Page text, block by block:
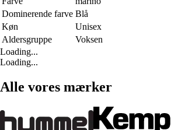
Dominerende farve Blå
Køn
Unisex
Aldersgruppe
Voksen
Loading...
Loading...
Alle vores mærker